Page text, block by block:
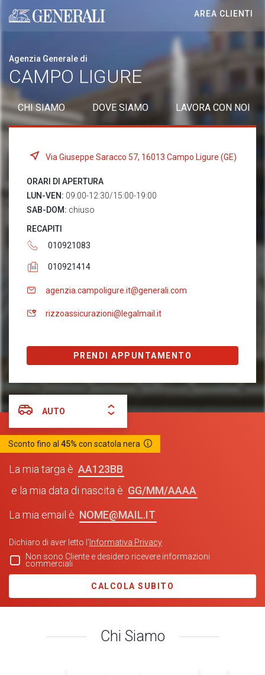
Generali logo
AREA CLIENTI
Agenzia Generale di
CAMPO LIGURE
CHI SIAMO DOVE SIAMO LAVORA CON NOI
Via Giuseppe Saracco 57, 16013 Campo Ligure (GE)
ORARI DI APERTURA
LUN-VEN: 09:00-12:30/15:00-19:00
SAB-DOM: chiuso
RECAPITI
010921083
010921414
agenzia.campoligure.it@generali.com
rizzoassicurazioni@legalmail.it
PRENDI APPUNTAMENTO
AUTO
Sconto fino al 45% con scatola nera
La mia targa è
AA123BB
e la mia data di nascita è
GG/MM/AAAA
La mia email è NOME@MAIL.IT
Dichiaro di aver letto l' Informativa Privacy
Non sono Cliente e desidero ricevere informazioni
commerciali
CALCOLA SUBITO
Chi Siamo